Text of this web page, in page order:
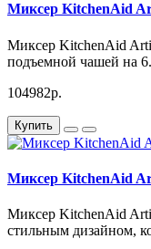
Миксер KitchenAid
Миксер KitchenAid
подъемной чашей на
104982р.
Купить
Миксер KitchenAid
Миксер KitchenAid
стильным дизайном,